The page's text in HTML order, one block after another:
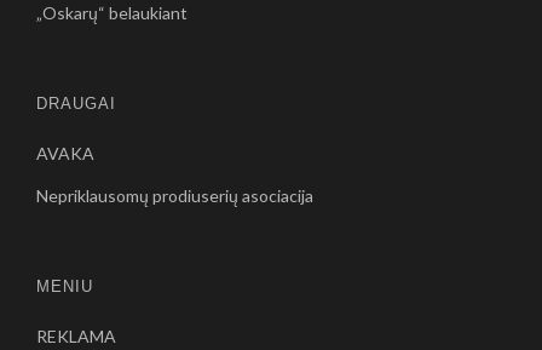
„Oskarų“ belaukiant
DRAUGAI
AVAKA
Nepriklausomų prodiuserių asociacija
MENIU
REKLAMA